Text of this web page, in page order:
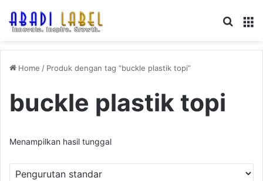
Home / Produk dengan tag “buckle plastik topi”
buckle plastik topi
Menampilkan hasil tunggal